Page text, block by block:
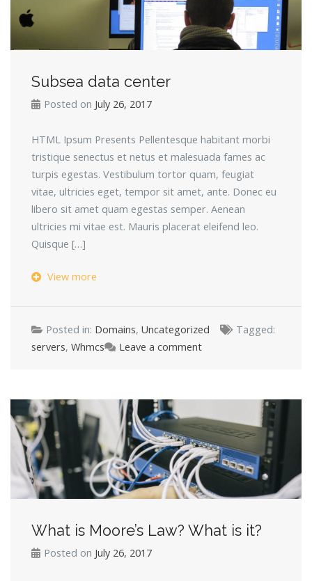
Subsea data center
Posted on July 26, 2017
HTML Ipsum Presents Pellentesque habitant morbi
tristique senectus et netus et malesuada fames ac
turpis egestas. Vestibulum tortor quam, feugiat
vitae, ultricies eget, tempor sit amet, ante. Donec eu
libero sit amet quam egestas semper. Aenean
ultricies mi vitae est. Mauris placerat eleifend leo.
Quisque […]
View more
Posted in: Domains, Uncategorized
Tagged:
servers, Whmcs Leave a comment
What is Moore’s Law? What is it?
Posted on July 26, 2017